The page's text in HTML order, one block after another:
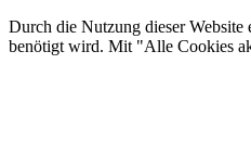
Durch die Nutzung dieser Website
benötigt wird. Mit "Alle Cookies